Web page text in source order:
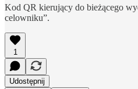
Kod QR kierujący do bieżącego
celowniku”.
1
Udostępnij